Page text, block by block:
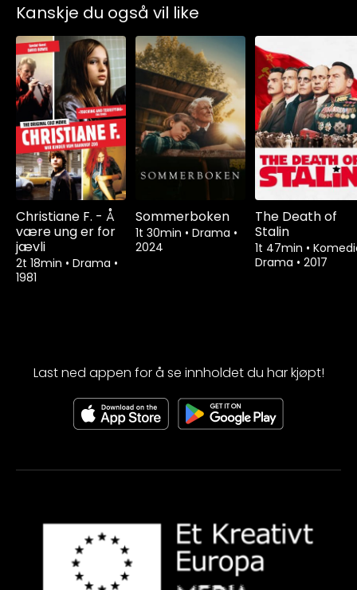
Kanskje du også vil like
Christiane F. - Å
være ung er for
jævli
2t 18min • Drama •
1981
Sommerboken
1t 30min • Drama •
2024
The Death of
Stalin
1t 47min •
Drama • 2017
Last ned appen for å se innholdet du har kjøpt!